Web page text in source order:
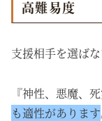
高難易度
支援相手を選ばな
『神性、悪魔、
も適性があります